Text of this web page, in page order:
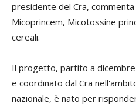
presidente del Cra,
Micoprincem, Micotossine
cereali.
Il progetto, partito a
e coordinato dal Cra
nazionale, è nato per